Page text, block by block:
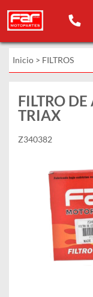
Inicio > FILTROS
FILTRO DE
TRIAX
Z340382